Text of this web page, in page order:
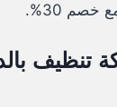
30%.
تنظيف